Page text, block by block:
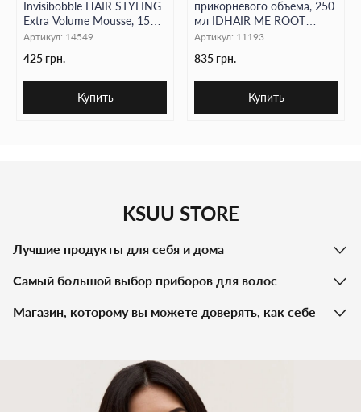
Имеет приятный аромат и лёгкую невесомую текстуру,
которая не утяжеляет волосы.
IdHair Me Blow Dry Cream
— это не просто средство, а
Invisibobble HAIR STYLING
Extra Volume Mousse, 150
мл
Артикул: 14549
425 грн.
Купить
прикорневого объема, 250
мл IDHAIR ME ROOT
LIFTER
Артикул: 11193
835 грн.
Купить
KSUU STORE
Лучшие продукты для себя и дома
Самый большой выбор приборов для волос
Магазин, которому вы можете доверять, как себе